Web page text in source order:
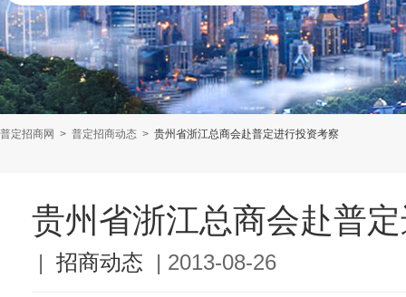
普定招商网 > 普定招商动态 > 贵州省浙江总商会赴普定进行投资考察
贵州省浙江总商会赴普
| 招商动态 | 2013-08-26